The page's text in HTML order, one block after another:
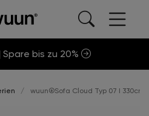
| Spare bis zu 20%
wuun®Sofa Cloud Typ 07 I 330cm